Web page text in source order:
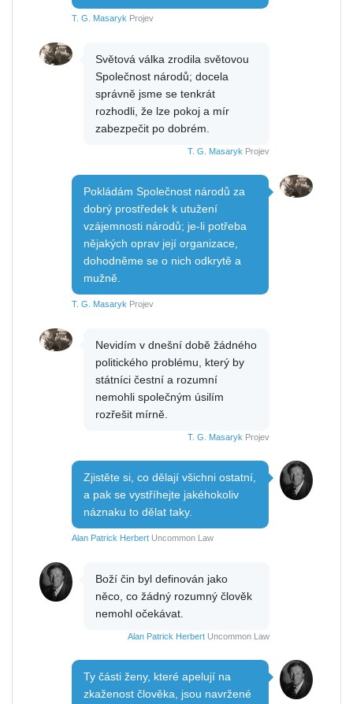
T. G. Masaryk Projev
Světová válka zrodila světovou
Společnost národů; docela
správně jsme se tenkrát
rozhodli, že lze pokoj a mír
zabezpečit po dobrém.
T. G. Masaryk Projev
Pokládám Společnost národů za
dobrý prostředek k utužení
vzájemnosti národů; je-li potřeba
nějakých oprav její organizace,
dohodněme se o nich odkrytě a
mužně.
T. G. Masaryk Projev
Nevidím v dnešní době žádného
politického problému, který by
státníci čestní a rozumní
nemohli společným úsilím
rozřešit mírně.
T. G. Masaryk Projev
Zjistěte si, co dělají všichni ostatní,
a pak se vystříhejte jakéhokoliv
náznaku to dělat taky.
Alan Patrick Herbert Uncommon Law
Boží čin byl definován jako
něco, co žádný rozumný člověk
nemohl očekávat.
Alan Patrick Herbert Uncommon Law
Ty části ženy, které apelují na
zkaženost člověka, jsou navržené